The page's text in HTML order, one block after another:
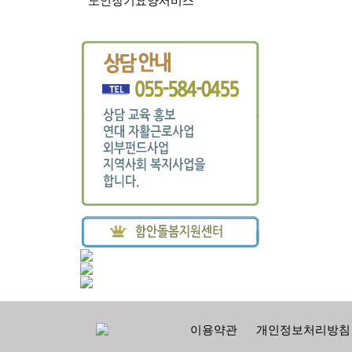
이용약관 개인정보처리방침